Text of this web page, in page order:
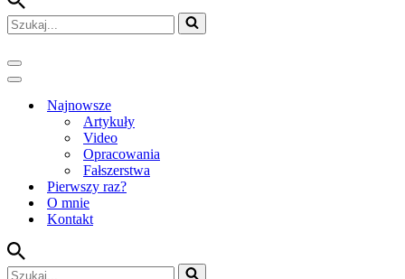
Szukaj...
Menu
nawigacji
Menu
nawigacjiNajnowsze
Artykuły
Video
Opracowania
Fałszerstwa
Pierwszy raz?
O mnie
Kontakt
Szukaj...